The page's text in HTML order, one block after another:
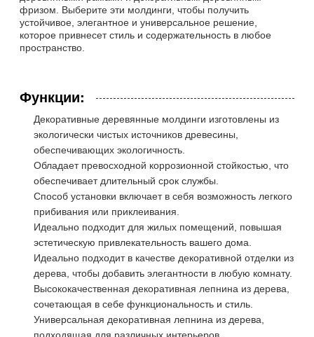
фризом. Выберите эти молдинги, чтобы получить
устойчивое, элегантное и универсальное решение,
которое привнесет стиль и содержательность в любое
пространство.
Функции:
Декоративные деревянные молдинги изготовлены из
экологически чистых источников древесины,
обеспечивающих экологичность.
Обладает превосходной коррозионной стойкостью, что
обеспечивает длительный срок службы.
Способ установки включает в себя возможность легкого
прибивания или приклеивания.
Идеально подходит для жилых помещений, повышая
эстетическую привлекательность вашего дома.
Идеально подходит в качестве декоративной отделки из
дерева, чтобы добавить элегантности в любую комнату.
Высококачественная декоративная лепнина из дерева,
сочетающая в себе функциональность и стиль.
Универсальная декоративная лепнина из дерева,